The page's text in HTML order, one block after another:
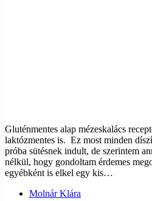
Gluténmentes alap mézeskalács
laktózmentes is. Ez most minden
próba sütésnek indult, de szerintem
nélkül, hogy gondoltam érdemes
egyébként is elkel egy kis…
Molnár Klára